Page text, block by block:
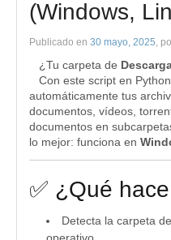
(Windows,
Publicado en 30 mayo, 2025,
¿Tu carpeta de
Con este script en
automáticamente tus
documentos, vídeos,
documentos en
lo mejor: funciona en
✅ ¿Qué
Detecta la carpeta